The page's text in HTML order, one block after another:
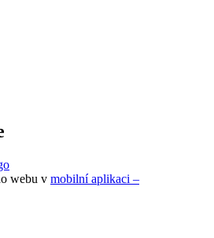
webu v mobilní aplikaci –